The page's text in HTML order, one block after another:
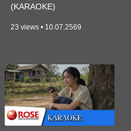
(KARAOKE)
23 views • 10.07.2569